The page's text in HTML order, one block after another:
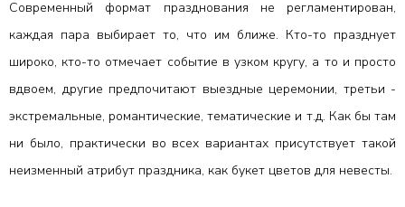
Современный формат празднования не регламентирован,
каждая пара выбирает то, что им ближе. Кто-то празднует
широко, кто-то отмечает событие в узком кругу, а то и просто
вдвоем, другие предпочитают выездные церемонии, третьи -
экстремальные, романтические, тематические и т.д. Как бы там
ни было, практически во всех вариантах присутствует такой
неизменный атрибут праздника, как букет цветов для невесты.